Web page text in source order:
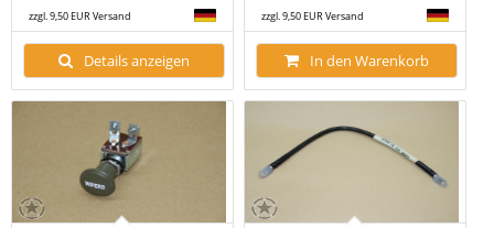
zzgl. 9,50 EUR Versand
Details anzeigen
zzgl. 9,50 EUR Versand
In den Warenkorb